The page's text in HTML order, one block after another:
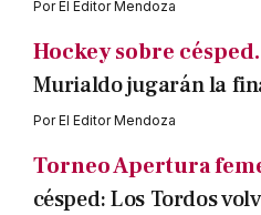
PorEl Editor Mendoza
Hockey sobre césped.
Murialdo jugarán la
PorEl Editor Mendoza
Torneo Apertura
césped: Los Tordos